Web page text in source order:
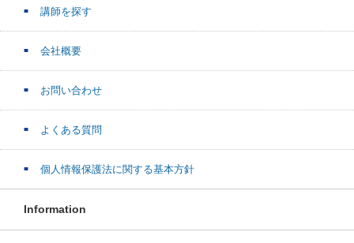
講師を探す
会社概要
お問い合わせ
よくある質問
個人情報保護法に関する基本方針
Information